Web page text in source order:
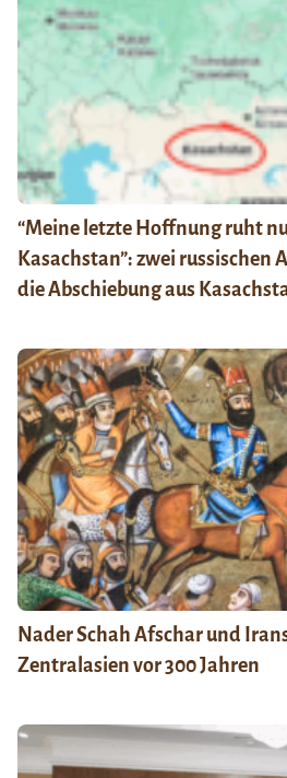
“Meine letzte Hoffnung ruht
Kasachstan”: zwei
die Abschiebung aus
Nader Schah Afschar und
Zentralasien vor 300 Jahren